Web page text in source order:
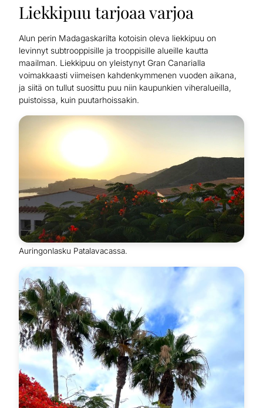
Liekkipuu tarjoaa varjoa
Alun perin Madagaskarilta kotoisin oleva liekkipuu on
levinnyt subtrooppisille ja trooppisille alueille kautta
maailman. Liekkipuu on yleistynyt Gran Canarialla
voimakkaasti viimeisen kahdenkymmenen vuoden aikana,
ja siitä on tullut suosittu puu niin kaupunkien viheralueilla,
puistoissa, kuin puutarhoissakin.
Auringonlasku Patalavacassa.